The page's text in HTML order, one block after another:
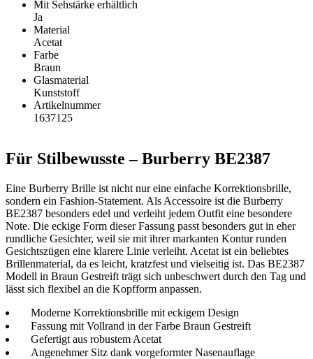
Mit Sehstärke erhältlich
Ja
Material
Acetat
Farbe
Braun
Glasmaterial
Kunststoff
Artikelnummer
1637125
Für Stilbewusste – Burberry BE2387
Eine Burberry Brille ist nicht nur eine einfache Korrektionsbrille,
sondern ein Fashion-Statement. Als Accessoire ist die Burberry
BE2387 besonders edel und verleiht jedem Outfit eine besondere
Note. Die eckige Form dieser Fassung passt besonders gut in eher
rundliche Gesichter, weil sie mit ihrer markanten Kontur runden
Gesichtszügen eine klarere Linie verleiht. Acetat ist ein beliebtes
Brillenmaterial, da es leicht, kratzfest und vielseitig ist. Das BE2387
Modell in Braun Gestreift trägt sich unbeschwert durch den Tag und
lässt sich flexibel an die Kopfform anpassen.
Moderne Korrektionsbrille mit eckigem Design
Fassung mit Vollrand in der Farbe Braun Gestreift
Gefertigt aus robustem Acetat
Angenehmer Sitz dank vorgeformter Nasenauflage